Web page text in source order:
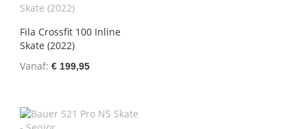
Fila Crossfit 100 Inline
Skate (2022)
Vanaf € 199,95